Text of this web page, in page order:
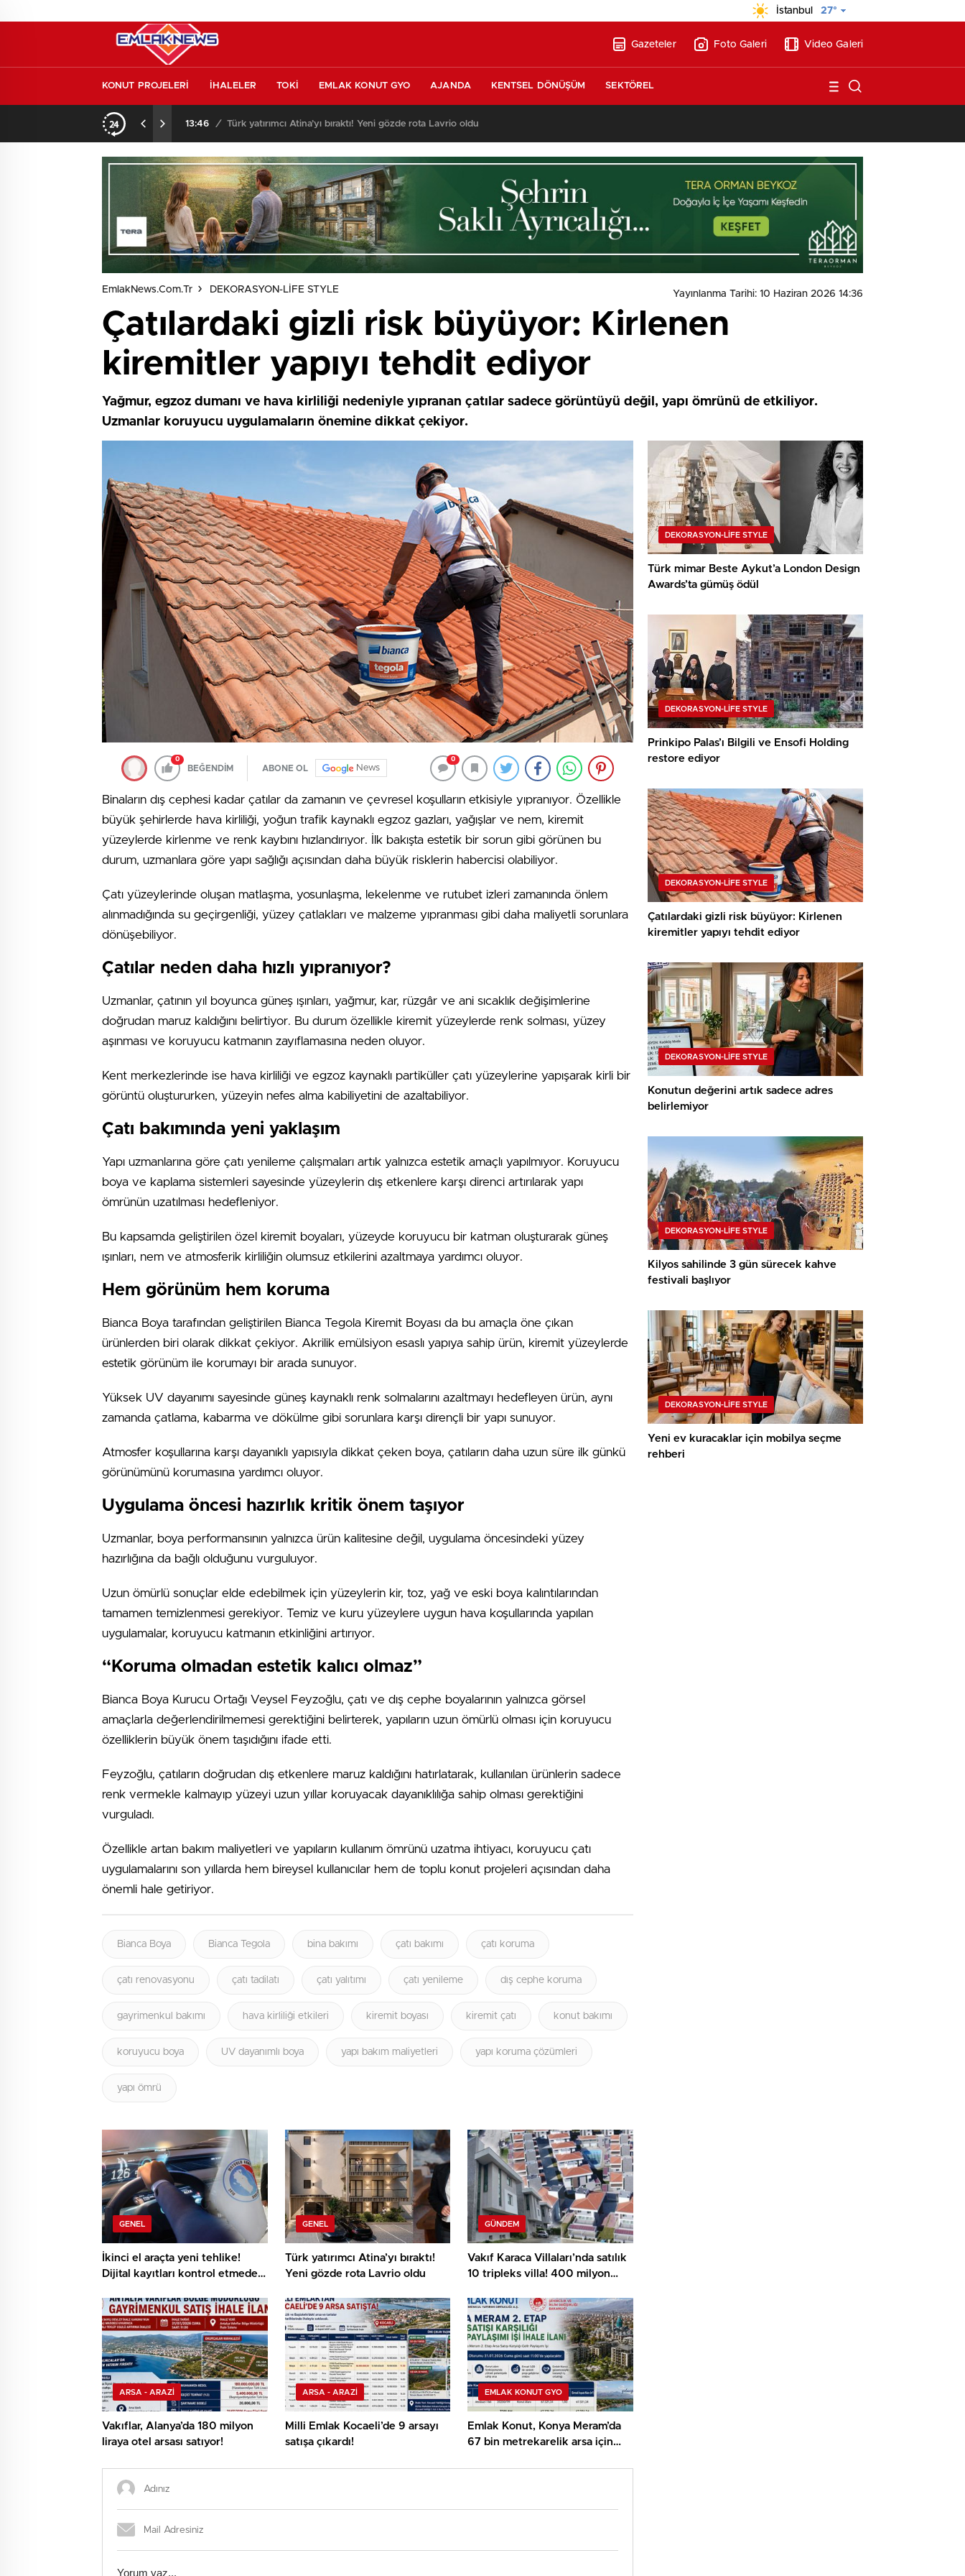
İstanbul 27°
Gazeteler Foto Galeri Video Galeri
KONUT PROJELERİ İHALELER TOKİ EMLAK KONUT GYO AJANDA KENTSEL DÖNÜŞÜM SEKTÖREL
13:46 / Türk yatırımcı Atina’yı bıraktı! Yeni gözde rota Lavrio oldu
EmlakNews.com.tr DEKORASYON-LİFE STYLE Yayınlanma Tarihi: 10 Haziran 2026 14:36
Çatılardaki gizli risk büyüyor: Kirlenen
kiremitler yapıyı tehdit ediyor
Yağmur, egzoz dumanı ve hava kirliliği nedeniyle yıpranan çatılar sadece görüntüyü değil, yapı ömrünü de etkiliyor.
Uzmanlar koruyucu uygulamaların önemine dikkat çekiyor.
0
BEĞENDİM ABONE OL News
0
Binaların dış cephesi kadar çatılar da zamanın ve çevresel koşulların etkisiyle yıpranıyor. Özellikle
büyük şehirlerde hava kirliliği, yoğun trafik kaynaklı egzoz gazları, yağışlar ve nem, kiremit
yüzeylerde kirlenme ve renk kaybını hızlandırıyor. İlk bakışta estetik bir sorun gibi görünen bu
durum, uzmanlara göre yapı sağlığı açısından daha büyük risklerin habercisi olabiliyor.
Çatı yüzeylerinde oluşan matlaşma, yosunlaşma, lekelenme ve rutubet izleri zamanında önlem
alınmadığında su geçirgenliği, yüzey çatlakları ve malzeme yıpranması gibi daha maliyetli sorunlara
dönüşebiliyor.
Çatılar neden daha hızlı yıpranıyor?
Uzmanlar, çatının yıl boyunca güneş ışınları, yağmur, kar, rüzgâr ve ani sıcaklık değişimlerine
doğrudan maruz kaldığını belirtiyor. Bu durum özellikle kiremit yüzeylerde renk solması, yüzey
aşınması ve koruyucu katmanın zayıflamasına neden oluyor.
Kent merkezlerinde ise hava kirliliği ve egzoz kaynaklı partiküller çatı yüzeylerine yapışarak kirli bir
görüntü oluştururken, yüzeyin nefes alma kabiliyetini de azaltabiliyor.
Çatı bakımında yeni yaklaşım
Yapı uzmanlarına göre çatı yenileme çalışmaları artık yalnızca estetik amaçlı yapılmıyor. Koruyucu
boya ve kaplama sistemleri sayesinde yüzeylerin dış etkenlere karşı direnci artırılarak yapı
ömrünün uzatılması hedefleniyor.
Bu kapsamda geliştirilen özel kiremit boyaları, yüzeyde koruyucu bir katman oluşturarak güneş
ışınları, nem ve atmosferik kirliliğin olumsuz etkilerini azaltmaya yardımcı oluyor.
Hem görünüm hem koruma
Bianca Boya tarafından geliştirilen Bianca Tegola Kiremit Boyası da bu amaçla öne çıkan
ürünlerden biri olarak dikkat çekiyor. Akrilik emülsiyon esaslı yapıya sahip ürün, kiremit yüzeylerde
estetik görünüm ile korumayı bir arada sunuyor.
Yüksek UV dayanımı sayesinde güneş kaynaklı renk solmalarını azaltmayı hedefleyen ürün, aynı
zamanda çatlama, kabarma ve dökülme gibi sorunlara karşı dirençli bir yapı sunuyor.
Atmosfer koşullarına karşı dayanıklı yapısıyla dikkat çeken boya, çatıların daha uzun süre ilk günkü
görünümünü korumasına yardımcı oluyor.
Uygulama öncesi hazırlık kritik önem taşıyor
Uzmanlar, boya performansının yalnızca ürün kalitesine değil, uygulama öncesindeki yüzey
hazırlığına da bağlı olduğunu vurguluyor.
Uzun ömürlü sonuçlar elde edebilmek için yüzeylerin kir, toz, yağ ve eski boya kalıntılarından
tamamen temizlenmesi gerekiyor. Temiz ve kuru yüzeylere uygun hava koşullarında yapılan
uygulamalar, koruyucu katmanın etkinliğini artırıyor.
“Koruma olmadan estetik kalıcı olmaz”
Bianca Boya Kurucu Ortağı Veysel Feyzoğlu, çatı ve dış cephe boyalarının yalnızca görsel
amaçlarla değerlendirilmemesi gerektiğini belirterek, yapıların uzun ömürlü olması için koruyucu
özelliklerin büyük önem taşıdığını ifade etti.
Feyzoğlu, çatıların doğrudan dış etkenlere maruz kaldığını hatırlatarak, kullanılan ürünlerin sadece
renk vermekle kalmayıp yüzeyi uzun yıllar koruyacak dayanıklılığa sahip olması gerektiğini
vurguladı.
Özellikle artan bakım maliyetleri ve yapıların kullanım ömrünü uzatma ihtiyacı, koruyucu çatı
uygulamalarını son yıllarda hem bireysel kullanıcılar hem de toplu konut projeleri açısından daha
önemli hale getiriyor.
Bianca Boya Bianca Tegola bina bakımı çatı bakımı çatı koruma
çatı renovasyonu çatı tadilatı çatı yalıtımı çatı yenileme dış cephe koruma
gayrimenkul bakımı hava kirliliği etkileri kiremit boyası kiremit çatı konut bakımı
koruyucu boya UV dayanımlı boya yapı bakım maliyetleri yapı koruma çözümleri
yapı ömrü
GENEL
İkinci el araçta yeni tehlike!
Dijital kayıtları kontrol etmeden
GENEL
Türk yatırımcı Atina’yı bıraktı!
Yeni gözde rota Lavrio oldu
GÜNDEM
Vakıf Karaca Villaları’nda satılık
10 tripleks villa! 400 milyon
ARSA - ARAZİ
Vakıflar, Alanya’da 180 milyon
liraya otel arsası satıyor!
ARSA - ARAZİ
Milli Emlak Kocaeli’de 9 arsayı
satışa çıkardı!
EMLAK KONUT GYO
Emlak Konut, Konya Meram’da
67 bin metrekarelik arsa için
DEKORASYON-LİFE STYLE
Türk mimar Beste Aykut’a London Design
Awards’ta gümüş ödül
DEKORASYON-LİFE STYLE
Prinkipo Palas’ı Bilgili ve Ensofi Holding
restore ediyor
DEKORASYON-LİFE STYLE
Çatılardaki gizli risk büyüyor: Kirlenen
kiremitler yapıyı tehdit ediyor
DEKORASYON-LİFE STYLE
Konutun değerini artık sadece adres
belirlemiyor
DEKORASYON-LİFE STYLE
Kilyos sahilinde 3 gün sürecek kahve
festivali başlıyor
DEKORASYON-LİFE STYLE
Yeni ev kuracaklar için mobilya seçme
rehberi